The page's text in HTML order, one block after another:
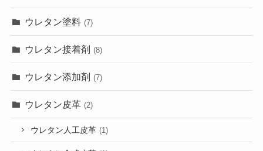
ウレタン塗料 (7)
ウレタン接着剤 (8)
ウレタン添加剤 (7)
ウレタン皮革 (2)
ウレタン人工皮革 (1)